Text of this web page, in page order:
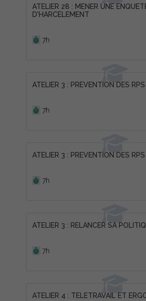
ATELIER 28 : MENER UNE
D'HARCELEMENT
7h
ATELIER 3 : PREVENTION DES RPS
7h
ATELIER 3 : PREVENTION DES RPS
7h
ATELIER 3 : RELANCER SA
7h
ATELIER 4 : TELETRAVAIL ET